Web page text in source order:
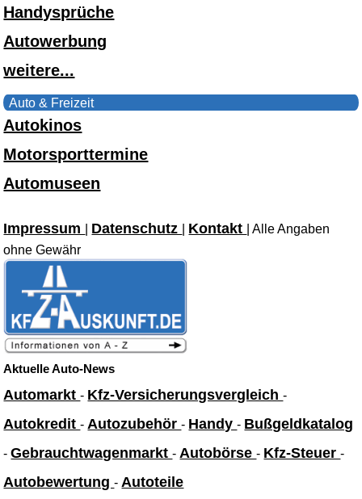
Handysprüche
Autowerbung
weitere...
Auto & Freizeit
Autokinos
Motorsporttermine
Automuseen
Impressum Datenschutz Kontakt
| Alle Angaben
ohne Gewähr
Aktuelle Auto-News
Automarkt- Kfz-Versicherungsvergleich-
Autokredit- Autozubehör- Handy- Bußgeldkatalog
-Gebrauchtwagenmarkt- Autobörse- Kfz-Steuer-
Autobewertung- Autoteile